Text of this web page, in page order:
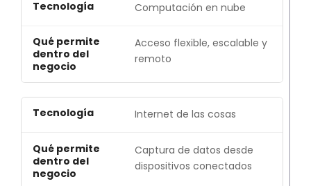
Computación en nube
Acceso flexible, escalable y
remoto
Internet de las cosas
Captura de datos desde
dispositivos conectados